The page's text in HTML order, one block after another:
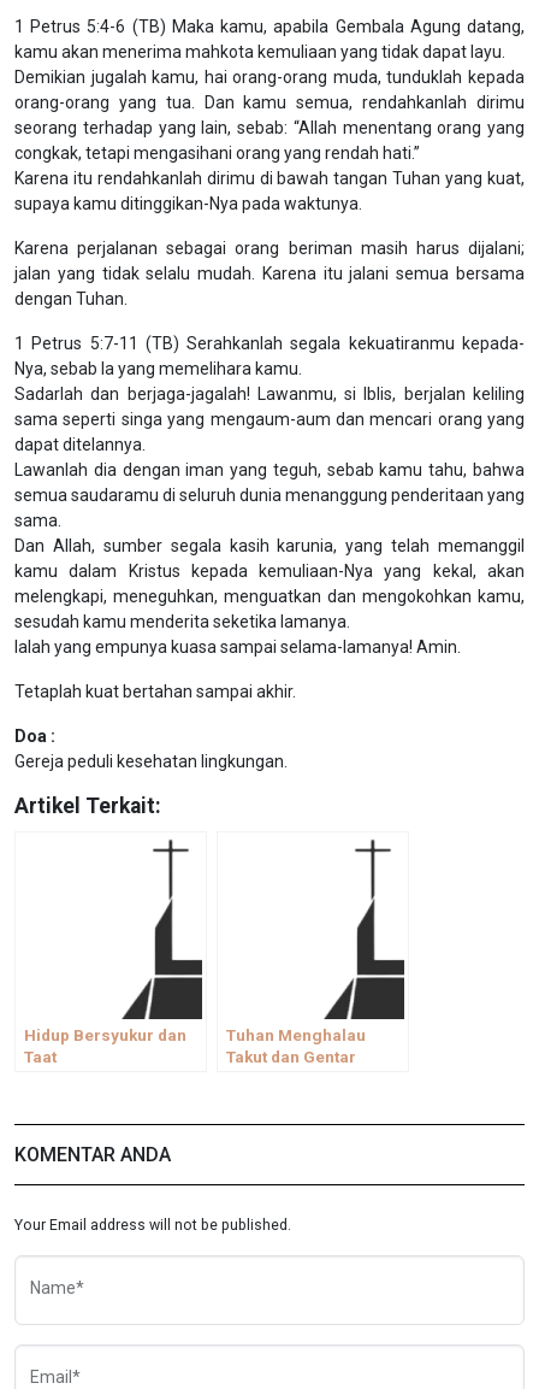
1 Petrus 5:4-6 (TB) Maka kamu, apabila Gembala Agung datang,
kamu akan menerima mahkota kemuliaan yang tidak dapat layu.
Demikian jugalah kamu, hai orang-orang muda, tunduklah kepada
orang-orang yang tua. Dan kamu semua, rendahkanlah dirimu
seorang terhadap yang lain, sebab: “Allah menentang orang yang
congkak, tetapi mengasihani orang yang rendah hati.”
Karena itu rendahkanlah dirimu di bawah tangan Tuhan yang kuat,
supaya kamu ditinggikan-Nya pada waktunya.
Karena perjalanan sebagai orang beriman masih harus dijalani;
jalan yang tidak selalu mudah. Karena itu jalani semua bersama
dengan Tuhan.
1 Petrus 5:7-11 (TB) Serahkanlah segala kekuatiranmu kepada-
Nya, sebab Ia yang memelihara kamu.
Sadarlah dan berjaga-jagalah! Lawanmu, si Iblis, berjalan keliling
sama seperti singa yang mengaum-aum dan mencari orang yang
dapat ditelannya.
Lawanlah dia dengan iman yang teguh, sebab kamu tahu, bahwa
semua saudaramu di seluruh dunia menanggung penderitaan yang
sama.
Dan Allah, sumber segala kasih karunia, yang telah memanggil
kamu dalam Kristus kepada kemuliaan-Nya yang kekal, akan
melengkapi, meneguhkan, menguatkan dan mengokohkan kamu,
sesudah kamu menderita seketika lamanya.
Ialah yang empunya kuasa sampai selama-lamanya! Amin.
Tetaplah kuat bertahan sampai akhir.
Doa :
Gereja peduli kesehatan lingkungan.
Artikel Terkait:
Hidup Bersyukur dan
Taat
Tuhan Menghalau
Takut dan Gentar
KOMENTAR ANDA
Your Email address will not be published.
Name*
Email*